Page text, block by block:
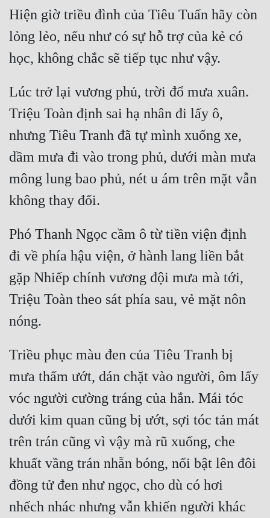
Mưu Mô
Mạt Thế
Mỹ Thực
Ngôn Tình
Ngược
Nữ Cường
Nữ Phụ
Phong Thủy - Tâm Linh
Phương Tây
Phản Phái
Quan Trường
Quân Sự
Sảng Văn
Sắc
Sủng
Thanh Xuân
Tiên Hiệp
Tiểu Thuyết
Trinh Thám
Triều Đấu
Trùng Sinh
Hiện giờ triều đình của Tiêu Tuấn hãy còn
lỏng lẻo, nếu như có sự hỗ trợ của kẻ có
Lúc trở lại vương phủ, trời đổ mưa xuân.
Triệu Toàn định sai hạ nhân đi lấy ô,
nhưng Tiêu Tranh đã tự mình xuống xe,
dầm mưa đi vào trong phủ, dưới màn mưa
mông lung bao phủ, nét u ám trên mặt vẫn
Phó Thanh Ngọc cầm ô từ tiền viện định
đi về phía hậu viện, ở hành lang liền bắt
gặp Nhiếp chính vương đội mưa mà tới,
Triệu Toàn theo sát phía sau, vẻ mặt nôn
Triều phục màu đen của Tiêu Tranh bị
mưa thấm ướt, dán chặt vào người, ôm lấy
vóc người cường tráng của hắn. Mái tóc
dưới kim quan cũng bị ướt, sợi tóc tản mát
trên trán cũng vì vậy mà rũ xuống, che
khuất vầng trán nhẵn bóng, nổi bật lên đôi
đồng tử đen như ngọc, cho dù có hơi
nhếch nhác nhưng vẫn khiến người khác